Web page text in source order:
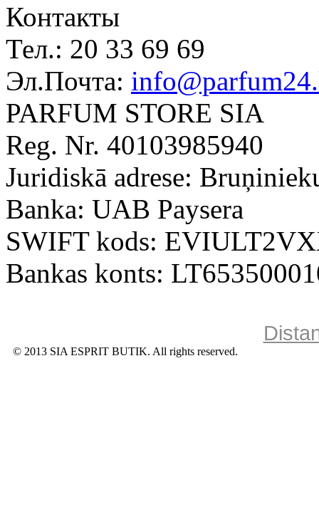
Контакты
Тел.: 20 33 69 69
Эл.Почта:
PARFUM STORE SIA
Reg. Nr. 40103985940
Juridiskā adrese:
Banka: UAB Paysera
SWIFT kods:
Bankas konts:
© 2013 SIA ESPRIT BUTIK. All rights reserved.